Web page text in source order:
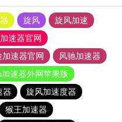
旋风
旋风加速
速器官网
加速器官网
风驰加速器
速器外网苹果版
器
旋风加速度器
猴王加速器